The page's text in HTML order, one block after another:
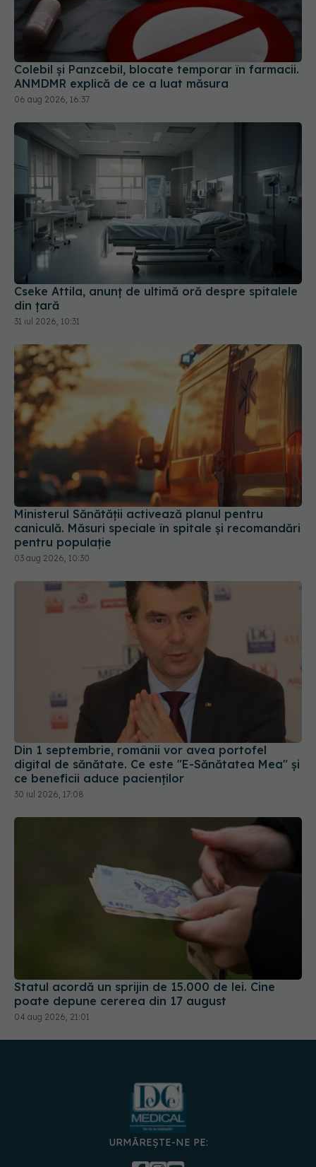
Colebil și Panzcebil, blocate temporar în farmacii.
ANMDMR explică de ce a luat măsura
06 aug 2026, 16:37
Cseke Attila, anunț de ultimă oră despre spitalele
din țară
31 iul 2026, 10:31
Ministerul Sănătății activează planul pentru
caniculă. Măsuri speciale în spitale și recomandări
pentru populație
03 aug 2026, 10:30
Din 1 septembrie, românii vor avea portofel
digital de sănătate. Ce este "E-Sănătatea Mea" și
ce beneficii aduce pacienților
30 iul 2026, 17:08
Statul acordă un sprijin de 15.000 de lei. Cine
poate depune cererea din 17 august
04 aug 2026, 21:01
URMĂREȘTE-NE PE: